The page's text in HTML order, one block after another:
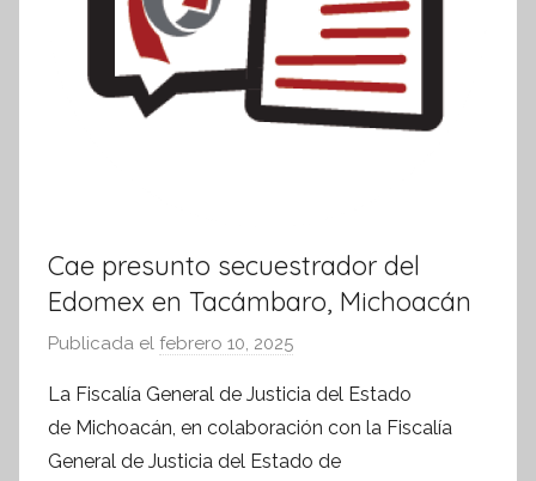
Cae presunto secuestrador del
Edomex en Tacámbaro, Michoacán
Publicada el febrero 10, 2025
r
S
í
La Fiscalía General de Justicia del Estado
de Michoacán, en colaboración con la Fiscalía
General de Justicia del Estado de